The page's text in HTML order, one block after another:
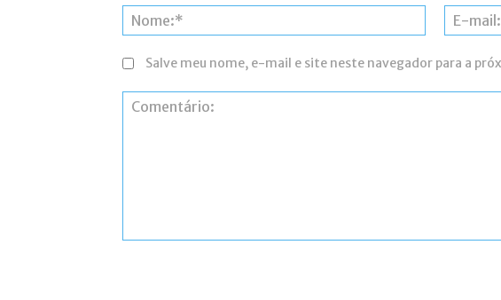
Nome:*
Salve meu nome, e-mail e site neste navegador para a